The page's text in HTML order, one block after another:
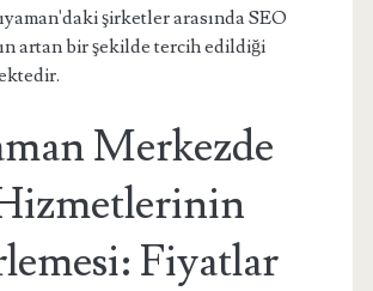
şirketler arasında SEO
artan bir şekilde tercih edildiği
Merkezde
Fiyatlar